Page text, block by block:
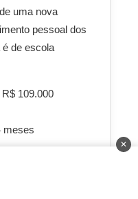
uma nova
pessoal dos
é de escola
109.000
meses
✕